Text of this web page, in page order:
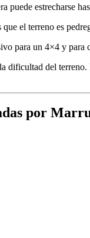
puede estrecharse
que el terreno es
para un 4×4 y para
dificultad del
por